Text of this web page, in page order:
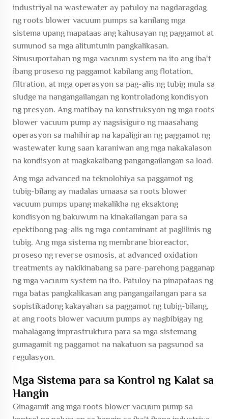
industriyal na wastewater ay patuloy na nagdaragdag
ng roots blower vacuum pumps sa kanilang mga
sistema upang mapataas ang kahusayan ng paggamot at
sumunod sa mga alituntunin pangkalikasan.
Sinusuportahan ng mga vacuum system na ito ang iba't
ibang proseso ng paggamot kabilang ang flotation,
filtration, at mga operasyon sa pag-alis ng tubig mula sa
sludge na nangangailangan ng kontroladong kondisyon
ng presyon. Ang matibay na konstruksyon ng mga roots
blower vacuum pump ay nagsisiguro ng maasahang
operasyon sa mahihirap na kapaligiran ng paggamot ng
wastewater kung saan karaniwan ang mga nakakalason
na kondisyon at magkakaibang pangangailangan sa load.
Ang mga advanced na teknolohiya sa paggamot ng
tubig-bilang ay madalas umaasa sa roots blower
vacuum pumps upang makalikha ng eksaktong
kondisyon ng bakuwum na kinakailangan para sa
epektibong pag-alis ng mga contaminant at paglilinis ng
tubig. Ang mga sistema ng membrane bioreactor,
proseso ng reverse osmosis, at advanced oxidation
treatments ay nakikinabang sa pare-parehong pagganap
ng mga vacuum system na ito. Patuloy na pinapataas ng
mga batas pangkalikasan ang pangangailangan para sa
sopistikadong kakayahan sa paggamot ng tubig-bilang,
at ang roots blower vacuum pumps ay nagbibigay ng
mahalagang imprastruktura para sa mga sistemang
gumagamit ng paggamot na nakatuon sa pagsunod sa
regulasyon.
Mga Sistema para sa Kontrol ng Kalat sa
Hangin
Ginagamit ang mga roots blower vacuum pump sa